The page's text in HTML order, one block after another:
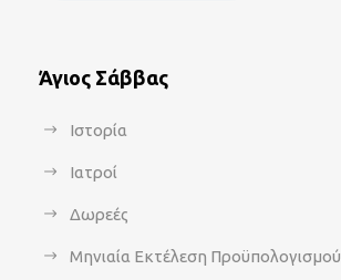
Άγιος Σάββας
Ιστορία
Ιατροί
Δωρεές
Μηνιαία Εκτέλεση Προϋπολογισμού